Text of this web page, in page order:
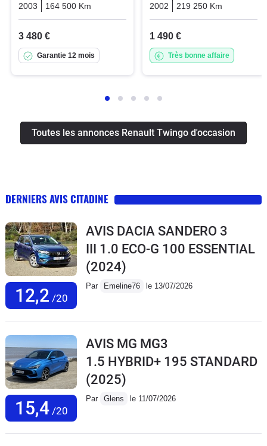
2003
164 500 Km Essence
3 480 €
Garantie 12 mois
2002
219 250 Km
1 490 €
Très bonne affaire
Toutes les annonces Renault Twingo d'occasion
DERNIERS AVIS CITADINE
12,2 /20
AVIS DACIA SANDERO 3
III 1.0 ECO-G 100 ESSENTIAL
(2024)
Par Emeline76 le 13/07/2026
15,4/20
AVIS MG MG3
1.5 HYBRID+ 195 STANDARD
(2025)
Par Glens le 11/07/2026